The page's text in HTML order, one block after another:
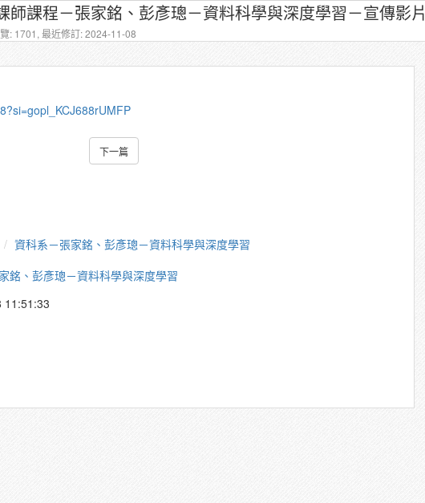
師課程－張家銘、彭彥璁－資料科學與深度學習－宣傳影片
: 1701, 最近修訂: 2024-11-08
下一篇
資科系－張家銘、彭彥璁－資料科學與深度學習
銘、彭彥璁－資料科學與深度學習
11:51:33